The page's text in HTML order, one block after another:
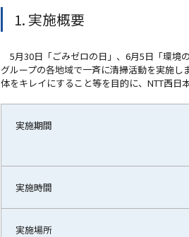
1. 実施概要
5月30日「ごみゼロの日」、6月5日「環境
グループの各地域で一斉に清掃活動を実施
体をキレイにすること等を目的に、NTT西日
実施期間
実施時間
実施場所